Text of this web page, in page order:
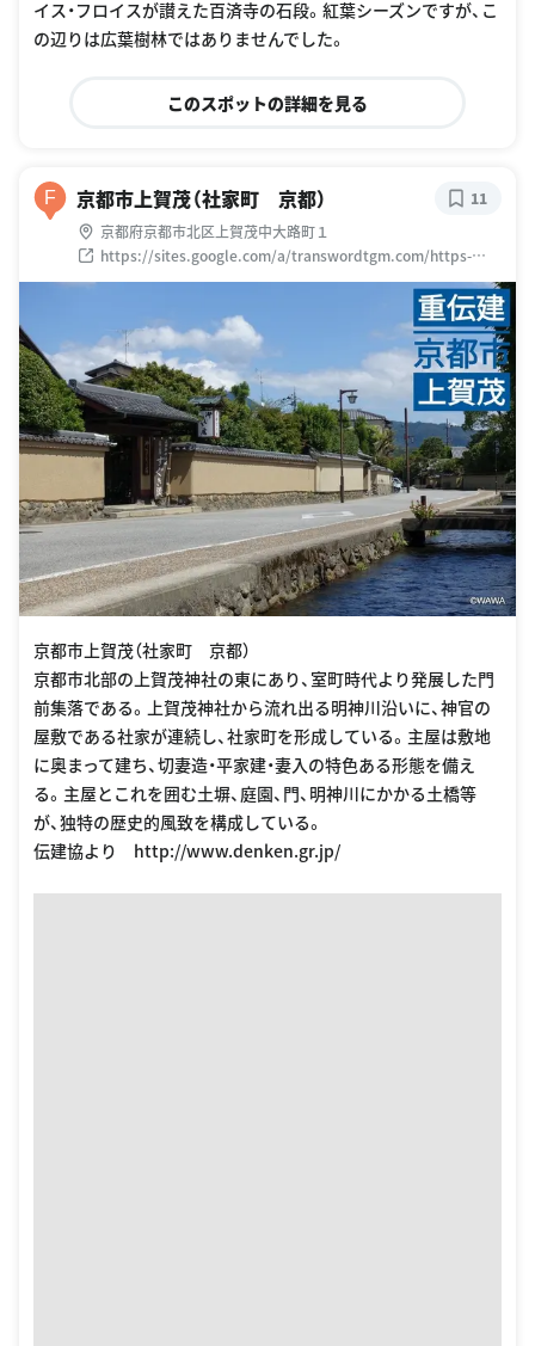
イス・フロイスが讃えた百済寺の石段。紅葉シーズンですが、こ
の辺りは広葉樹林ではありませんでした。
このスポットの詳細を見る
F 京都市上賀茂（社家町 京都）
京都府京都市北区上賀茂中大路町１
https://sites.google.com/a/transwordtgm.com/https-
sites-google-com-a-transwordtgm-com-sites/tgm-
international/tgm-kyoto-guide/kita-ku-area/kamigamo-
area/kamigamo-shake-machi-shang-he-maono-she-jia-ting
11
京都市上賀茂（社家町 京都）
京都市北部の上賀茂神社の東にあり、室町時代より発展した門
前集落である。上賀茂神社から流れ出る明神川沿いに、神官の
屋敷である社家が連続し、社家町を形成している。主屋は敷地
に奥まって建ち、切妻造・平家建・妻入の特色ある形態を備え
る。主屋とこれを囲む土塀、庭園、門、明神川にかかる土橋等
が、独特の歴史的風致を構成している。
伝建協より http://www.denken.gr.jp/